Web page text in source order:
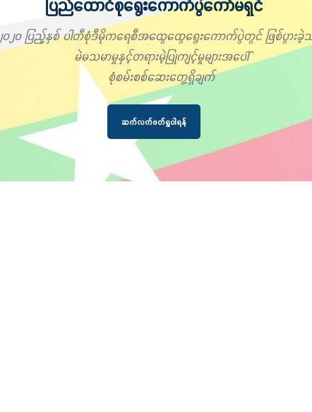
ပြည်ထောင်စုရွေးကောက်ပွဲကော်မရှင်
၂၀၂၀ ပြည့်နှစ် ပါတီစုံဒီမိုကရေစီအထွေထွေရွေးကောက်ပွဲတွင် ဖြစ်ပွား
မဲမသမာမှုနှင့်တရားမဲ့ပြုကျင့်မှုများအပေါ်
စုံစမ်းစစ်ဆေးတွေ့ရှိချက်
ဆက်လက်ဖတ်ရှုပါရန်